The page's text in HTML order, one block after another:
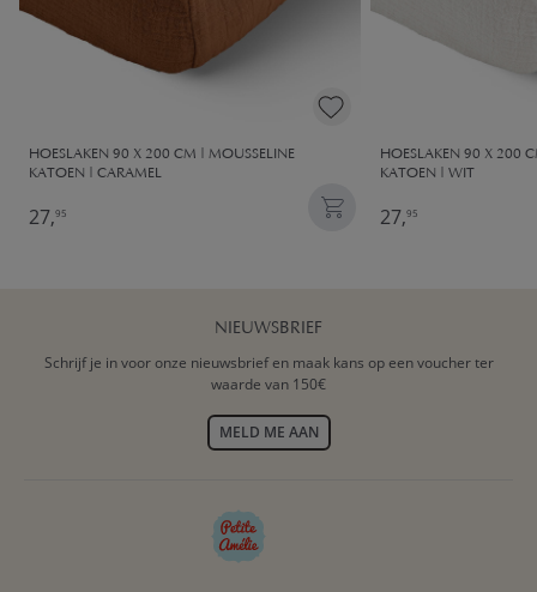
HOESLAKEN 90 X 200 CM | MOUSSELINE
KATOEN | CARAMEL
27,95
HOESLAKEN 90 X 200
KATOEN | WIT
27,95
NIEUWSBRIEF
Schrijf je in voor onze nieuwsbrief en maak kans op een voucher ter
waarde van 150€
MELD ME AAN